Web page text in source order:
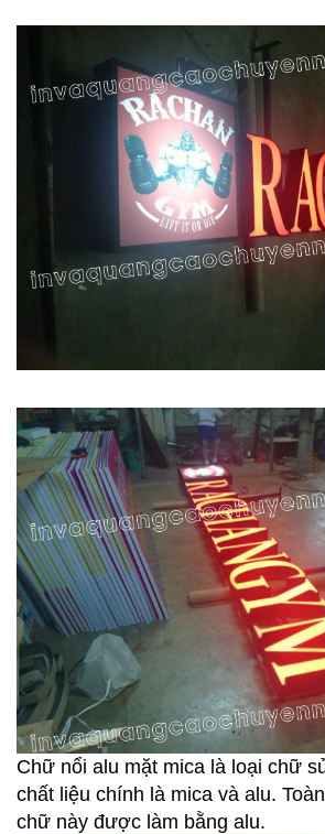
Chữ nổi alu mặt mica là loại chữ
chất liệu chính là mica và alu.
chữ này được làm bằng alu.